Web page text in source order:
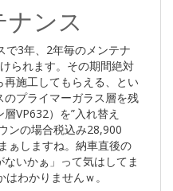
ンス
で3年、2年毎のメンテナ
られます。その期間絶対
施工してもらえる、とい
プライマーガラス層を残
VP632）を”入れ替え
ンの場合税込み28,900
ぁしますね。納車直後の
いかぁ」って気はしてま
わかりませんｗ。